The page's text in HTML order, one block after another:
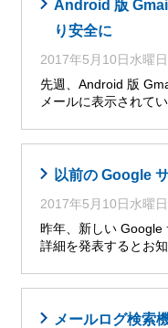
Android 版
り安全に
2017年5月10日水曜日
先週、Android 版
メールに表示されて
以前の Google
2017年5月10日水曜日
昨年、新しい Google
詳細を発表するとお
メールログ検索